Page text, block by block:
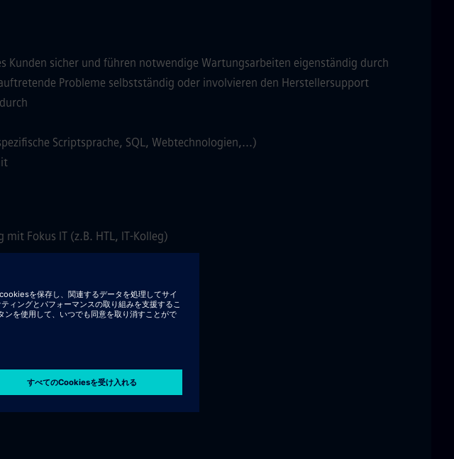
Kunden sicher und führen notwendige Wartungsarbeiten eigenständig durch
Probleme selbstständig oder involvieren den Herstellersupport
Scriptsprache, SQL, Webtechnologien,...)
Fokus IT (z.B. HTL, IT-Kolleg)
medizinische IT-Standards (z.B. HL7)
beruflich weiterzubilden